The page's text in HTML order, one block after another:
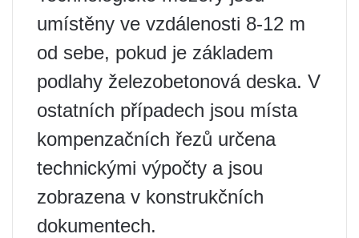
umístěny ve vzdálenosti 8-12 m
od sebe, pokud je základem
podlahy železobetonová deska. V
ostatních případech jsou místa
kompenzačních řezů určena
technickými výpočty a jsou
zobrazena v konstrukčních
dokumentech.